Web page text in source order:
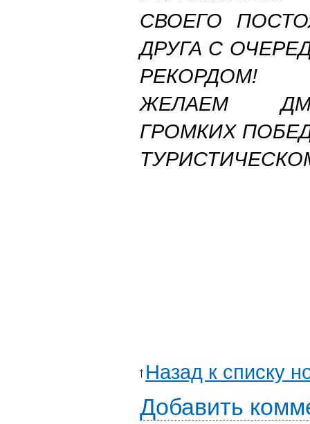
СВОЕГО
ДРУГА С
РЕКОРДОМ!
ЖЕЛАЕМ
ГРОМКИХ
Назад к списку
Добавить